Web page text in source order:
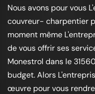
Nous avons pour vous
couvreur- charpentier
moment même
de vous offrir ses
Monestrol dans le
budget. Alors
œuvre pour vous